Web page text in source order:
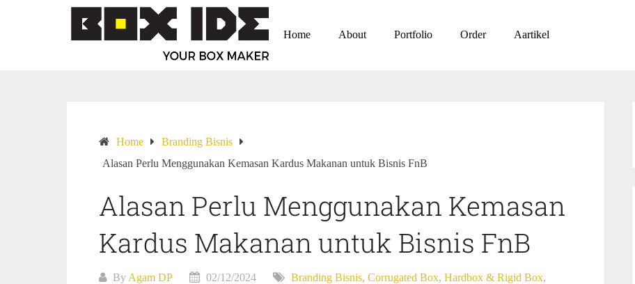
Home About Portfolio Order Aartikel
Home
Branding Bisnis
Alasan Perlu Menggunakan Kemasan Kardus Makanan untuk Bisnis FnB
Alasan Perlu Menggunakan Kemasan
Kardus Makanan untuk Bisnis FnB
By Agam DP 02/12/2024 Branding Bisnis, Corrugated Box, Hardbox & Rigid Box,